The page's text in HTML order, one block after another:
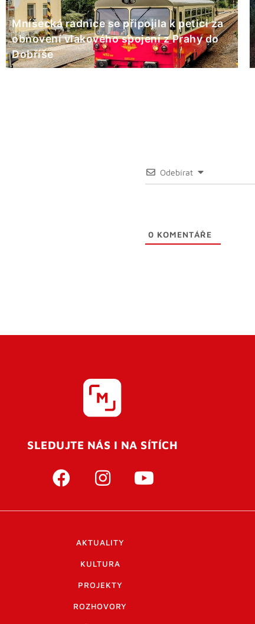
Mníšecká radnice se připojila k petici za
obnovení vlakového spojení z Prahy do
Dobříše
Odebírat
0 KOMENTÁŘE
SLEDUJTE NÁS I NA SÍTÍCH
AKTUALITY
KULTURA
PROJEKTY
ROZHOVORY